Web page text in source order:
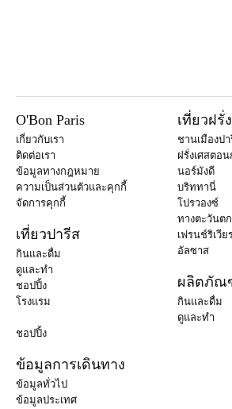
O'Bon Paris
เกี่ยวกับเรา
ติดต่อเรา
ข้อมูลทางกฎหมาย
ความเป็นส่วนตัวและคุกกี้
จัดการคุกกี้
เที่ยวปารีส
กินและดื่ม
ดูและทำ
ชอปปิ้ง
โรงแรม
เที่ยวฝรั่
ชานเมืองป
ฝรั่งเศสตอน
นอร์มังดี
บริททานี่
โปรวองซ์
ทางตะวันตก
เฟรนช์ริเวีย
อัลซาส
ผลิตภั
กินและดื่ม
ดูและทำ
ชอปปิ้ง
ข้อมูลการเดินทาง
ข้อมูลทั่วไป
ข้อมูลประเทศ